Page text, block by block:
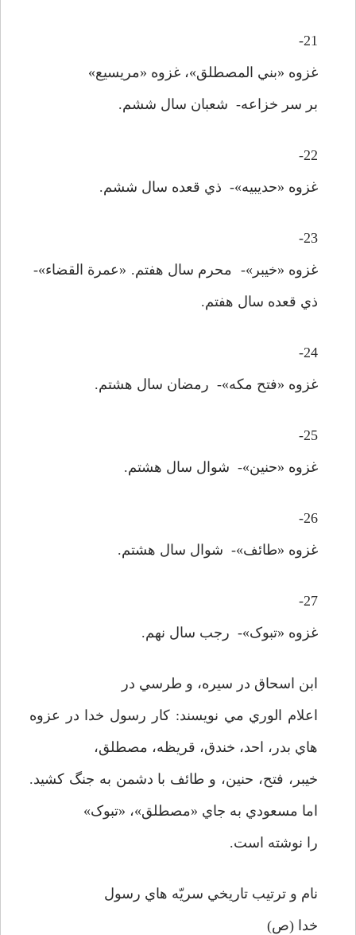
21-
غزوه «بني المصطلق»، غزوه «مريسيع»
بر سر خزاعه- شعبان سال ششم.
22-
غزوه «حديبيه»- ذي قعده سال ششم.
23-
غزوه «خيبر»- محرم سال هفتم. «عمرة القضاء»-
ذي قعده سال هفتم.
24-
غزوه «فتح مکه»- رمضان سال هشتم.
25-
غزوه «حنين»- شوال سال هشتم.
26-
غزوه «طائف»- شوال سال هشتم.
27-
غزوه «تبوک»- رجب سال نهم.
ابن اسحاق در سيره، و طرسي در
اعلام الوري مي نويسند: کار رسول خدا در عزوه
هاي بدر، احد، خندق، قريظه، مصطلق،
خيبر، فتح، حنين، و طائف با دشمن به جنگ کشيد.
اما مسعودي به جاي «مصطلق»، «تبوک»
را نوشته است.
نام و ترتيب تاريخي سريّه هاي رسول
خدا (ص)